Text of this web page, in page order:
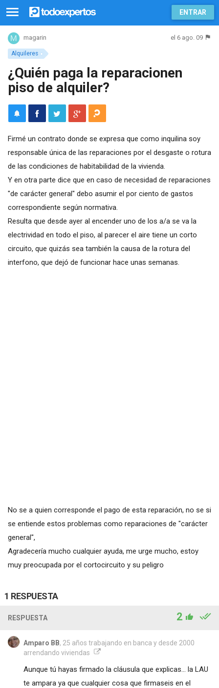
ENTRAR
Alquileres
magarin el 6 ago. 09
¿Quién paga la reparacionen
piso de alquiler?
Firmé un contrato donde se expresa que como inquilina soy
responsable única de las reparaciones por el desgaste o rotura
de las condiciones de habitabilidad de la vivienda.
Y en otra parte dice que en caso de necesidad de reparaciones
"de carácter general" debo asumir el por ciento de gastos
correspondiente según normativa.
Resulta que desde ayer al encender uno de los a/a se va la
electrividad en todo el piso, al parecer el aire tiene un corto
circuito, que quizás sea también la causa de la rotura del
interfono, que dejó de funcionar hace unas semanas.
No se a quien corresponde el pago de esta reparación, no se si
se entiende estos problemas como reparaciones de "carácter
general",
Agradecería mucho cualquier ayuda, me urge mucho, estoy
muy preocupada por el cortocircuito y su peligro
1 RESPUESTA
RESPUESTA 2
Amparo BB, 25 años trabajando en banca y desde 2000
arrendando viviendas
Aunque tú hayas firmado la cláusula que explicas... la LAU
te ampara ya que cualquier cosa que firmaseis en el